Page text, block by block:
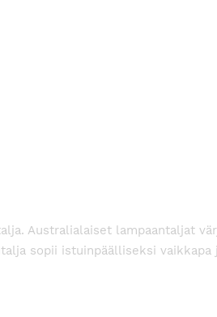
Australialaiset lampaantaljat
sopii istuinpäälliseksi vaikkapa